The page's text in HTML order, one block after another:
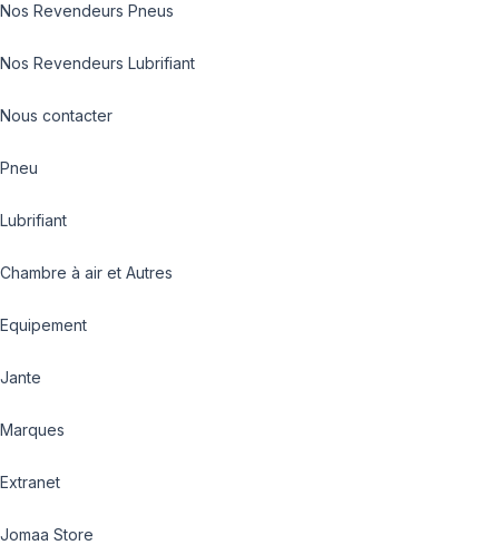
Nos Revendeurs Pneus
Nos Revendeurs Lubrifiant
Nous contacter
Pneu
Lubrifiant
Chambre à air et Autres
Equipement
Jante
Marques
Extranet
Jomaa Store